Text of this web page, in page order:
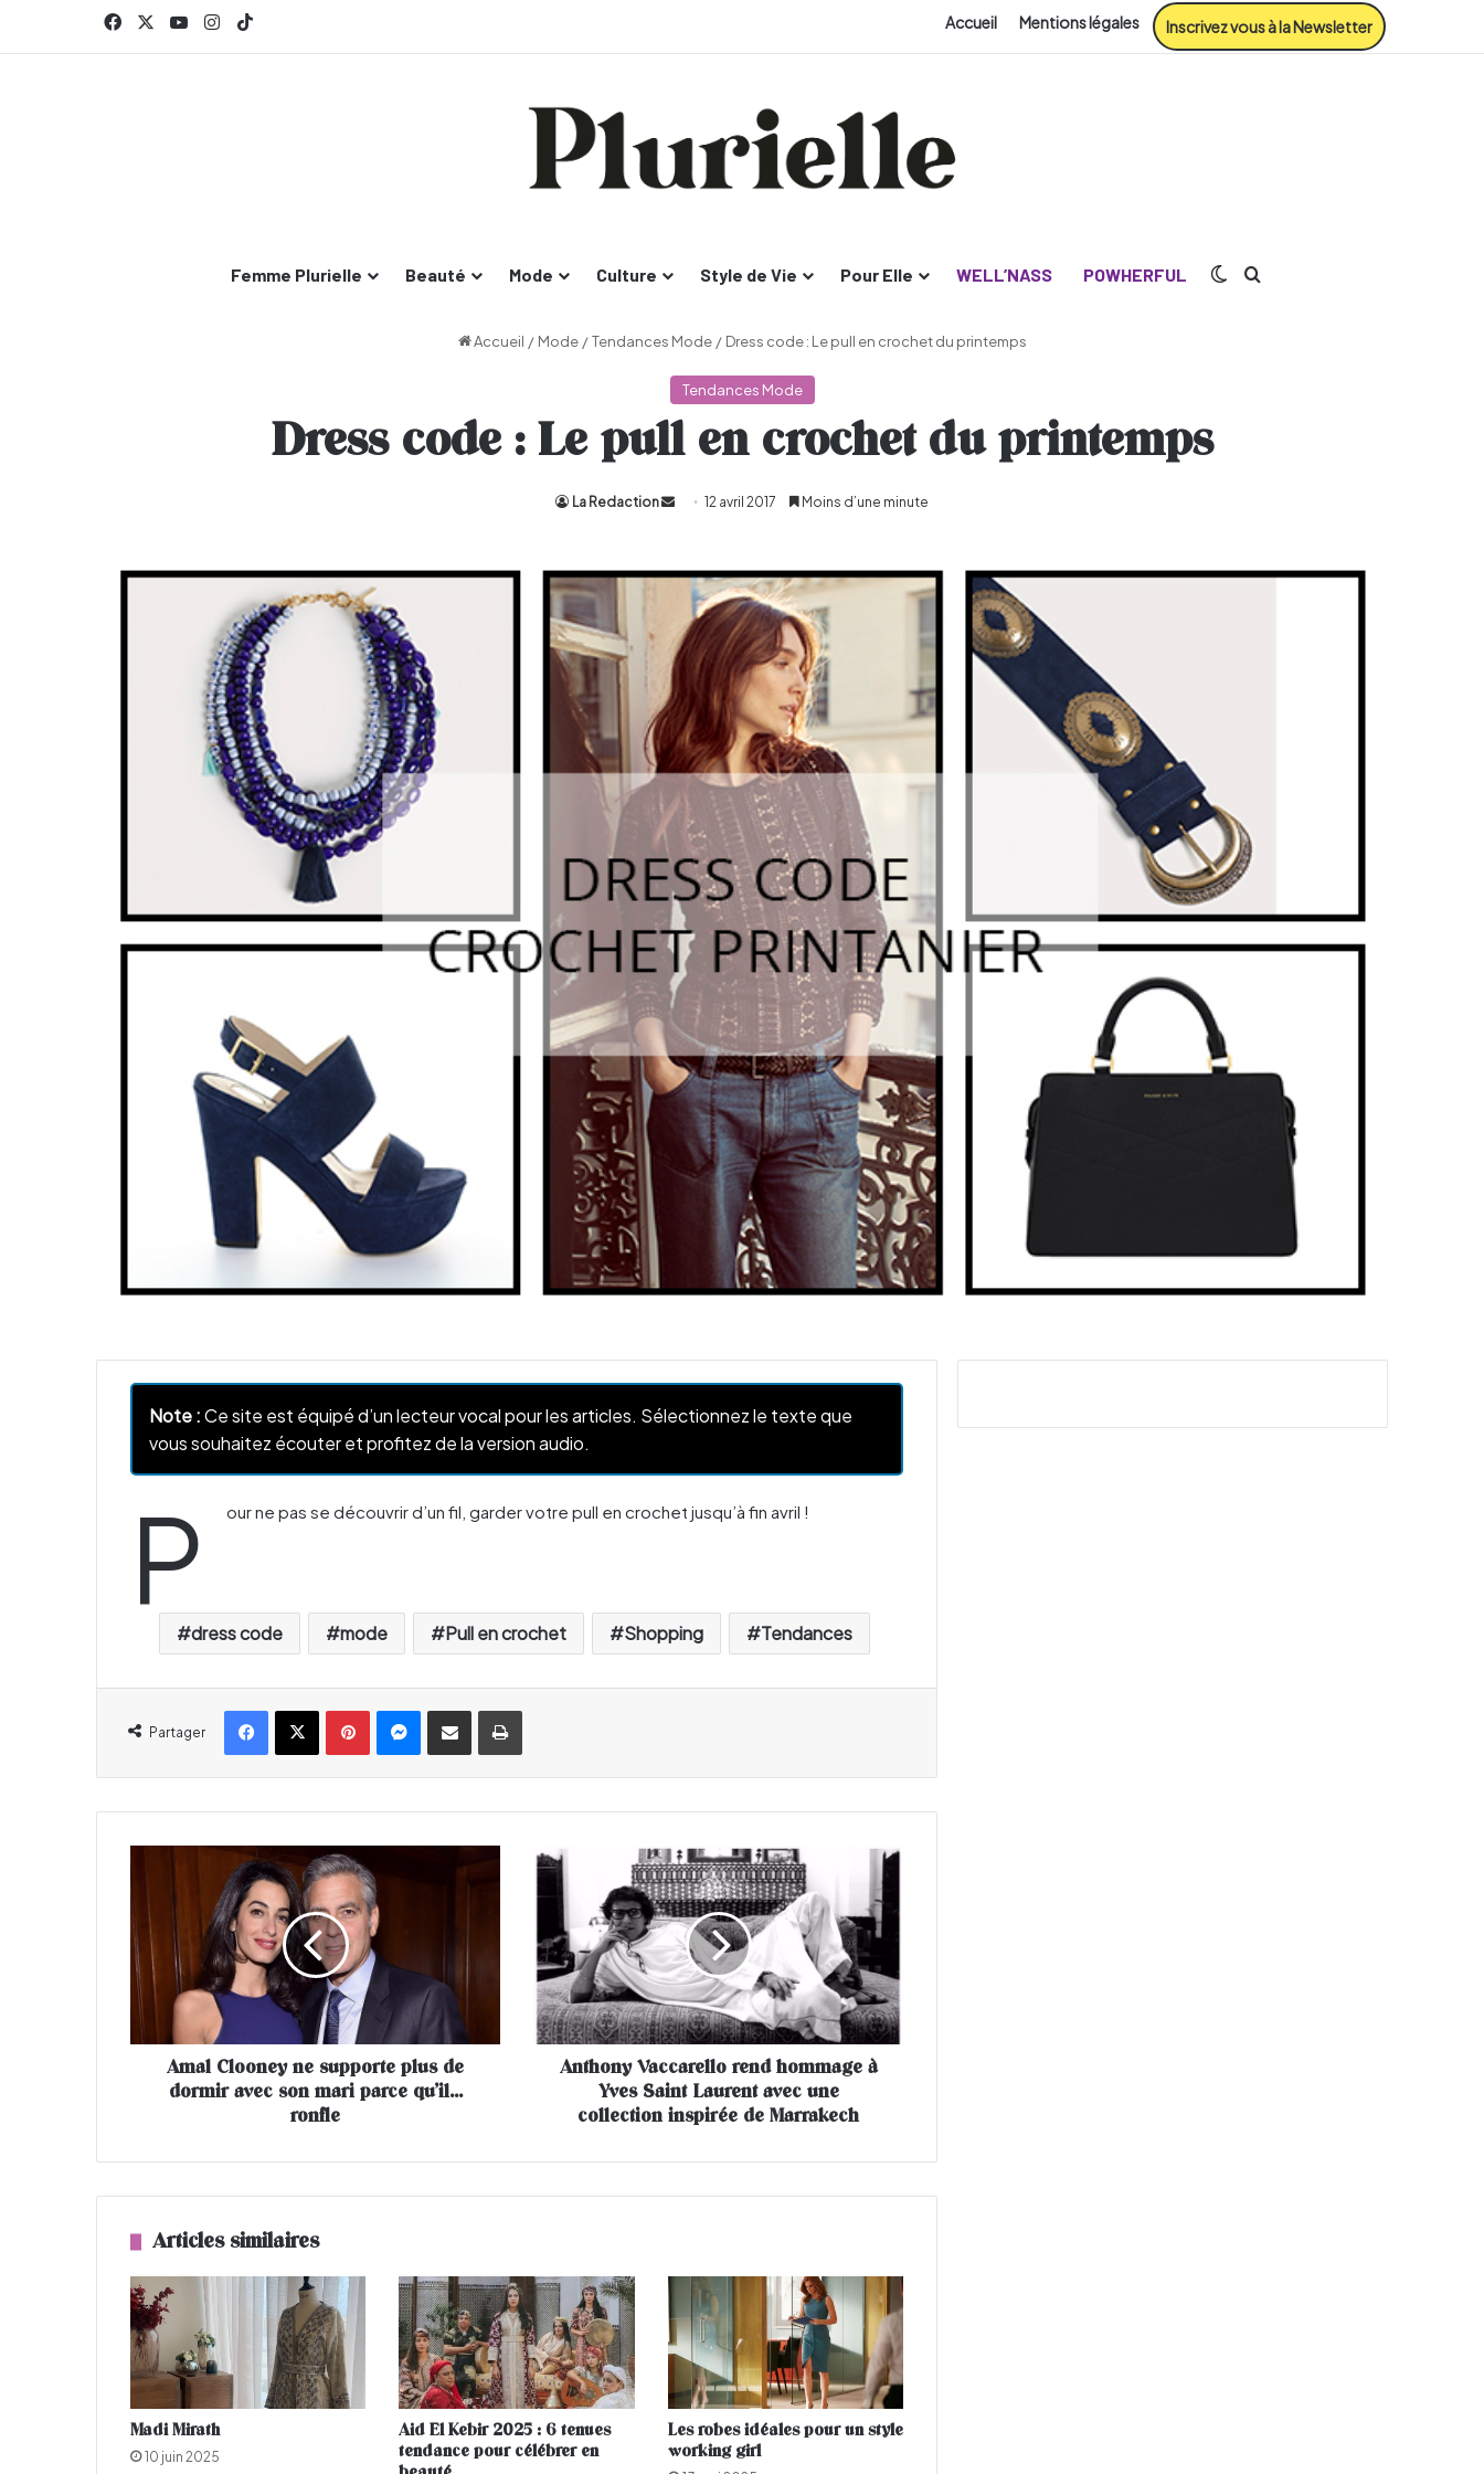
FacebookYouTubeInstagram Accueil Mentions légales Inscrivez vous à la Newsletter
Femme Plurielle Beauté Mode Culture Style de Vie Pour Elle WELL’NASS POWHERFUL Switch skin
Accueil / Mode / Tendances Mode / Dress code : Le pull en crochet du printemps
Tendances Mode
Dress code : Le pull en crochet du printemps
La Redaction
Envoyer12 avril 2017 Moins d’une minute
Note :Ce site est équipé d’un lecteur vocal pour les articles. Sélectionnez le texte que
vous souhaitez écouter et profitez de la version audio.
P our ne pas se découvrir d’un fil, garder votre pull en crochet jusqu’à fin avril !
dress code mode Pull en crochet Shopping Tendances
Partager
Facebook X
C
n
s
o
r
t
e
p
u
s
d
e
Amal Clooney ne supporte plus de
dormir avec son mari parce qu’il…
ronfle
A
t
o
n
y
V
a
e
e
n
d
h
o
m
m
a
g
Anthony Vaccarello rend hommage à
Yves Saint Laurent avec une
collection inspirée de Marrakech
Articles similaires
Madi Mirath
10 juin 2025
Aid El Kebir 2025 : 6 tenues
tendance pour célébrer en
Les robes idéales pour un style
working girl